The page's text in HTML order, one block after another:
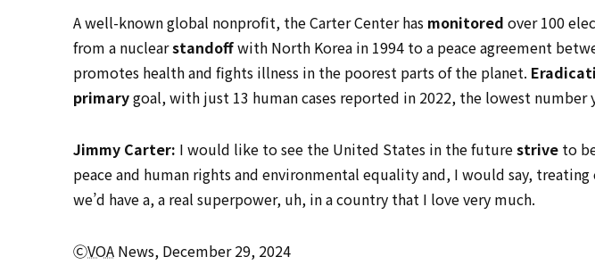
A well-known global nonprofit, the Carter Center has monitored over 100
from a nuclearstandoffwith North Korea in 1994 to a peace agreement
promotes health and fights illness in the poorest parts of the planet.
primarygoal, with just 13 human cases reported in 2022, the lowest number
Jimmy Carter: I would like to see the United States in the futurestrive to
peace and human rights and environmental equality and, I would say,
we’d have a, a real superpower, uh, in a country that I love very much.
ⒸVOA News, December 29, 2024